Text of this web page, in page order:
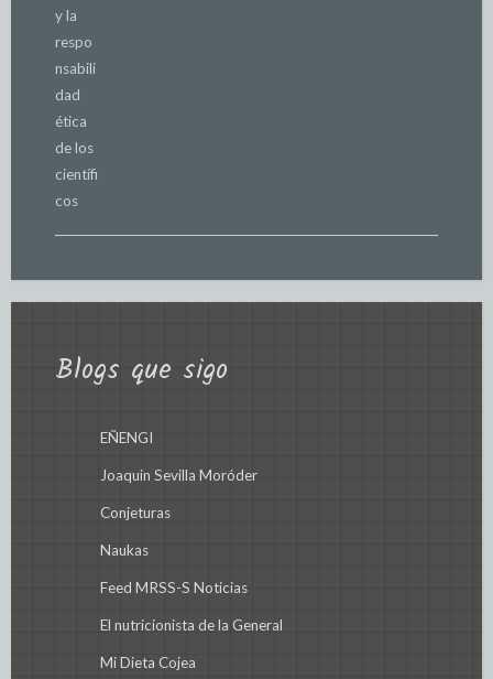
Blogs que sigo
EÑENGI
Joaquin Sevilla Moróder
Conjeturas
Naukas
Feed MRSS-S Noticias
El nutricionista de la General
Mi Dieta Cojea